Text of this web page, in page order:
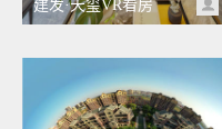
建发·天玺VR看房